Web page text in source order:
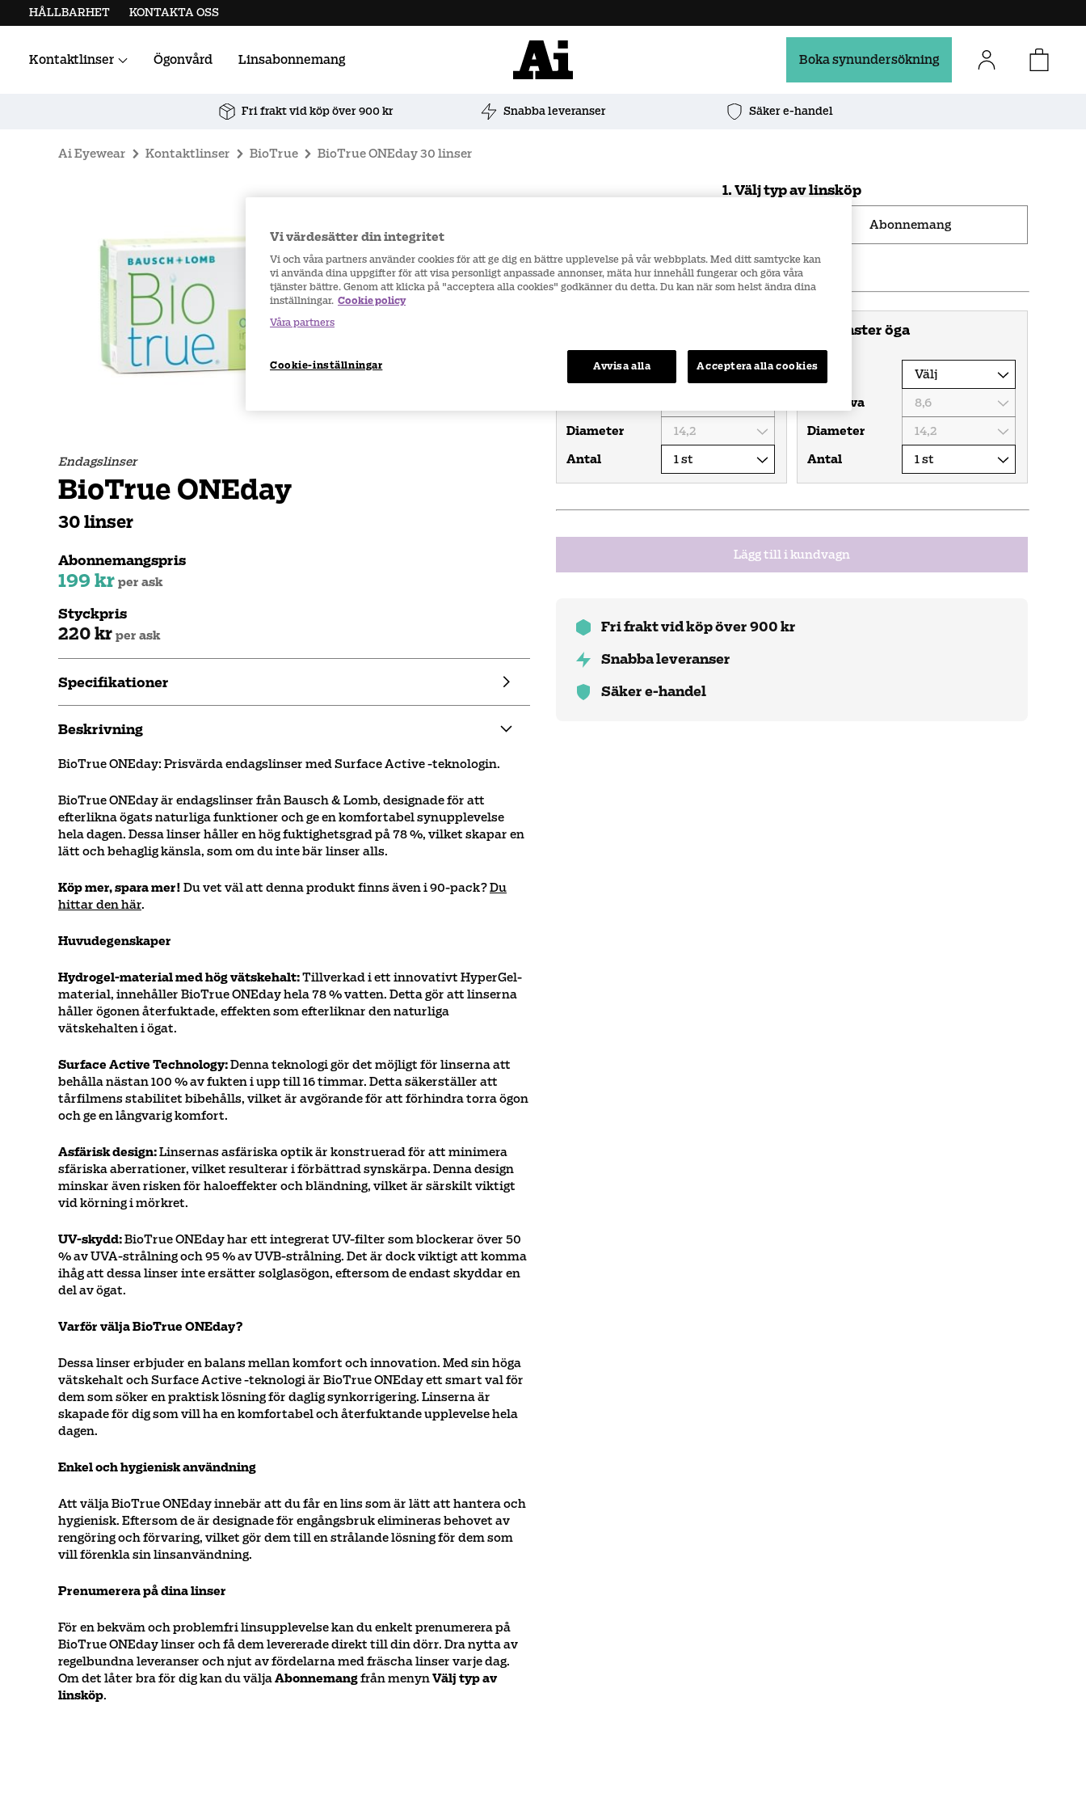
HÅLLBARHET KONTAKTA OSS
Kontaktlinser
Linstillbehör
Ögonvård Linsabonnemang Boka synundersökning
Fri frakt vid köp över 900 kr Snabba leveranser Säker e-handel
Ai Eyewear Kontaktlinser BioTrue BioTrue ONEday 30 linser
Endagslinser
BioTrue ONEday
30 linser
Abonnemangspris
199 kr per ask
Styckpris
220 kr per ask
Specifikationer
Beskrivning
BioTrue ONEday: Prisvärda endagslinser med Surface Active -teknologin.
BioTrue ONEday är endagslinser från Bausch & Lomb, designade för att
efterlikna ögats naturliga funktioner och ge en komfortabel synupplevelse
hela dagen. Dessa linser håller en hög fuktighetsgrad på 78 %, vilket skapar en
lätt och behaglig känsla, som om du inte bär linser alls.
Köp mer, spara mer! Du vet väl att denna produkt finns även i 90-pack?Du
hittar den här.
Huvudegenskaper
Hydrogel-material med hög vätskehalt:Tillverkad i ett innovativt HyperGel-
material, innehåller BioTrue ONEday hela 78 % vatten. Detta gör att linserna
håller ögonen återfuktade, effekten som efterliknar den naturliga
vätskehalten i ögat.
Surface Active Technology:Denna teknologi gör det möjligt för linserna att
behålla nästan 100 % av fukten i upp till 16 timmar. Detta säkerställer att
tårfilmens stabilitet bibehålls, vilket är avgörande för att förhindra torra ögon
och ge en långvarig komfort.
Asfärisk design:Linsernas asfäriska optik är konstruerad för att minimera
sfäriska aberrationer, vilket resulterar i förbättrad synskärpa. Denna design
minskar även risken för haloeffekter och bländning, vilket är särskilt viktigt
vid körning i mörkret.
UV-skydd:BioTrue ONEday har ett integrerat UV-filter som blockerar över 50
% av UVA-strålning och 95 % av UVB-strålning. Det är dock viktigt att komma
ihåg att dessa linser inte ersätter solglasögon, eftersom de endast skyddar en
del av ögat.
Varför välja BioTrue ONEday?
Dessa linser erbjuder en balans mellan komfort och innovation. Med sin höga
vätskehalt och Surface Active -teknologi är BioTrue ONEday ett smart val för
dem som söker en praktisk lösning för daglig synkorrigering. Linserna är
skapade för dig som vill ha en komfortabel och återfuktande upplevelse hela
dagen.
Enkel och hygienisk användning
Att välja BioTrue ONEday innebär att du får en lins som är lätt att hantera och
hygienisk. Eftersom de är designade för engångsbruk elimineras behovet av
rengöring och förvaring, vilket gör dem till en strålande lösning för dem som
vill förenkla sin linsanvändning.
Prenumerera på dina linser
För en bekväm och problemfri linsupplevelse kan du enkelt prenumerera på
BioTrue ONEday linser och få dem levererade direkt till din dörr. Dra nytta av
regelbundna leveranser och njut av fördelarna med fräscha linser varje dag.
Om det låter bra för dig kan du väljaAbonnemangfrån menynVälj typ av
linsköp.
1. Välj typ av linsköp
Abonnemang
2.Fyll i recept
Diameter
Antal
Vänster öga
Baskurva
Diameter
Antal
Lägg till i kundvagn
Fri frakt vid köp över 900 kr
Snabba leveranser
Säker e-handel
Vi värdesätter din integritet
Vi och våra partners använder cookies för att ge dig en bättre upplevelse på vår webbplats. Med ditt samtycke kan
vi använda dina uppgifter för att visa personligt anpassade annonser, mäta hur innehåll fungerar och göra våra
tjänster bättre. Genom att klicka på "acceptera alla cookies" godkänner du detta. Du kan när som helst ändra dina
inställningar. Cookie policy
Våra partners
Cookie-inställningar Avvisa alla Acceptera alla cookies